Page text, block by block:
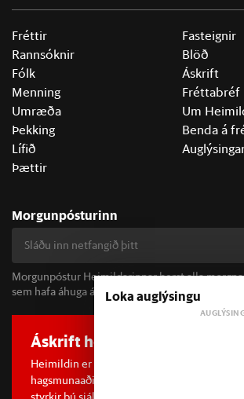
Fréttir
Rannsóknir
Fólk
Menning
Umræða
Þekking
Lífið
Þættir
Fasteignir
Blöð
Áskrift
Fréttabréf
Um
Benda á
Morgunpósturinn
Morgunpóstur Heimildarinnar berst alla
sem hafa áhuga á fréttum og þjóðfélagsumræðu.
Áskrift hefur áhrif
Heimildin er í dreifðu eignarhaldi og óháð
hagsmunaaðilum. Með því að kaupa áskrift
Loka auglýsingu